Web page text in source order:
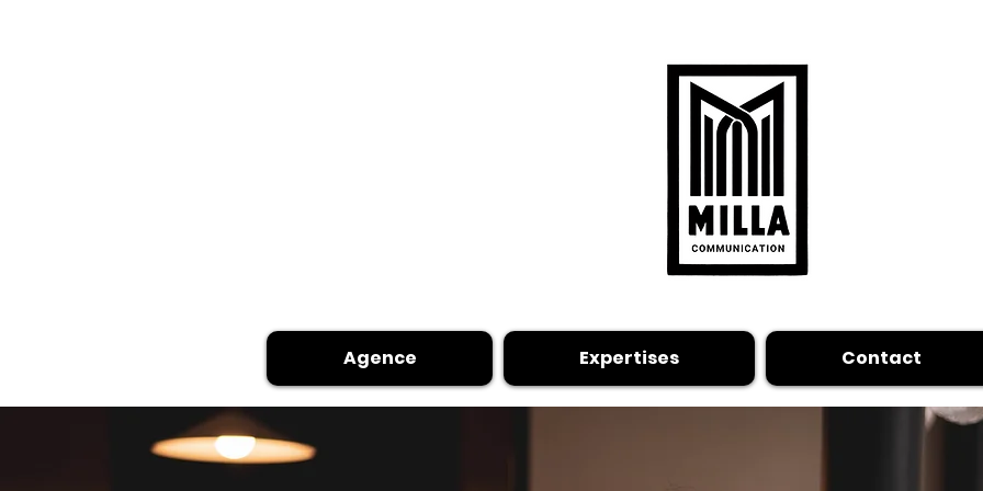
Agence Expertises Contact